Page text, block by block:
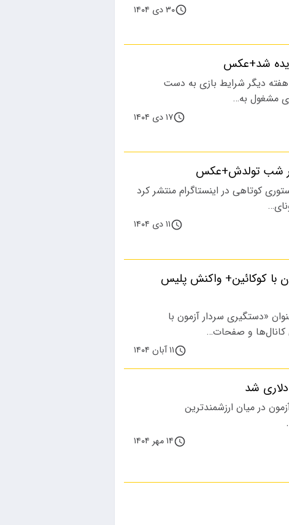
۳۰ دی ۱۴۰۴
شد+عکس
هفته دیگر شرایط بازی به دست
مشغول به…
۱۷ دی ۱۴۰۴
شب تولدش+عکس
۳۱ سالگی‌اش استوری کوتاهی در اینستاگرام منتشر کرد
۱۱ دی ۱۴۰۴
با کوکائین+ واکنش پلیس
«دستگیری سردار آزمون با
کانال‌ها و صفحات…
۱۱ آبان ۱۴۰۴
در میان ارزشمندترین
۱۴ مهر ۱۴۰۴